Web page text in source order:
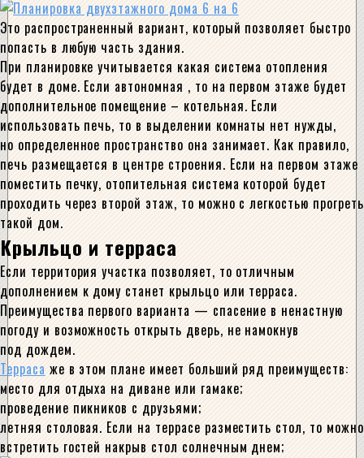
Это распространенный вариант, который позволяет быстро
попасть в любую часть здания.
При планировке учитывается какая система отопления
будет в доме. Если автономная , то на первом этаже будет
дополнительное помещение – котельная. Если
использовать печь, то в выделении комнаты нет нужды,
но определенное пространство она занимает. Как правило,
печь размещается в центре строения. Если на первом этаже
поместить печку, отопительная система которой будет
проходить через второй этаж, то можно с легкостью прогреть
такой дом.
Крыльцо и терраса
Если территория участка позволяет, то отличным
дополнением к дому станет крыльцо или терраса.
Преимущества первого варианта — спасение в ненастную
погоду и возможность открыть дверь, не намокнув
под дождем.
Терраса же в этом плане имеет больший ряд преимуществ:
место для отдыха на диване или гамаке;
проведение пикников с друзьями;
летняя столовая. Если на террасе разместить стол, то можно
встретить гостей накрыв стол солнечным днем;